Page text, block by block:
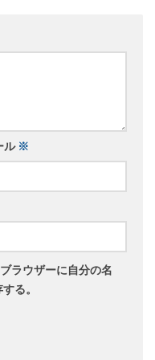
ル ※
ラウザーに自分の名
る。